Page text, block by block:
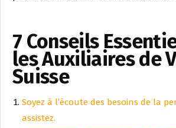
7 Conseils
les Auxiliaires de
Suisse
Soyez à l’écoute des besoins de la
assistez.